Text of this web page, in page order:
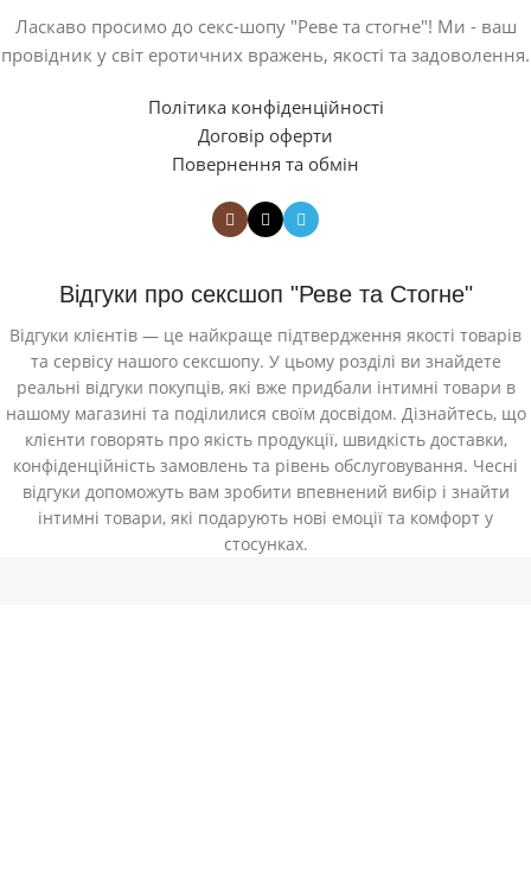
Ласкаво просимо до секс-шопу "Реве та стогне"! Ми - ваш
провідник у світ еротичних вражень, якості та задоволення.
Політика конфіденційності
Договір оферти
Повернення та обмін
Відгуки про сексшоп "Реве та Стогне"
Відгуки клієнтів — це найкраще підтвердження якості товарів
та сервісу нашого сексшопу. У цьому розділі ви знайдете
реальні відгуки покупців, які вже придбали інтимні товари в
нашому магазині та поділилися своїм досвідом. Дізнайтесь, що
клієнти говорять про якість продукції, швидкість доставки,
конфіденційність замовлень та рівень обслуговування. Чесні
відгуки допоможуть вам зробити впевнений вибір і знайти
інтимні товари, які подарують нові емоції та комфорт у
стосунках.